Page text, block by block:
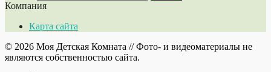
Компания
Карта сайта
© 2026 Моя Детская Комната // Фото- и видеоматериалы не
являются собственностью сайта.